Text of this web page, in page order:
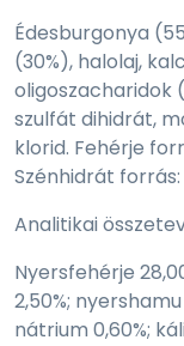
Édesburgonya
(30%), halolaj,
oligoszacharidok
szulfát dihidrát,
klorid. Fehérje
Szénhidrát
Analitikai
Nyersfehérje
2,50%;
nátrium 0,60%;